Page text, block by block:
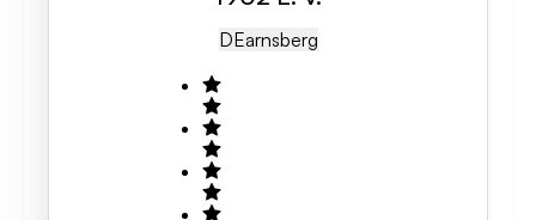
DEArnsberg